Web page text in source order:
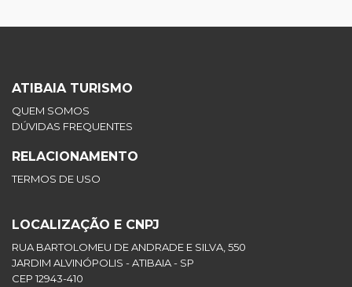
ATIBAIA TURISMO
QUEM SOMOS
DÚVIDAS FREQUENTES
RELACIONAMENTO
TERMOS DE USO
LOCALIZAÇÃO E CNPJ
RUA BARTOLOMEU DE ANDRADE E SILVA, 550
JARDIM ALVINÓPOLIS - ATIBAIA - SP
CEP 12943-410